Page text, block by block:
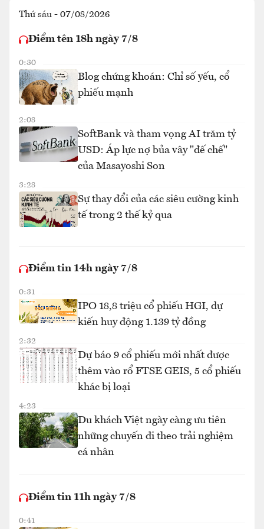
Thứ sáu - 07/08/2026
Điểm tên 18h ngày 7/8
0:30
Blog chứng khoán: Chỉ số yếu, cổ
phiếu mạnh
2:08
SoftBank và tham vọng AI trăm tỷ
USD: Áp lực nợ bủa vây "đế chế"
của Masayoshi Son
3:28
Sự thay đổi của các siêu cường kinh
tế trong 2 thế kỷ qua
Điểm tin 14h ngày 7/8
0:31
IPO 18,8 triệu cổ phiếu HGI, dự
kiến huy động 1.139 tỷ đồng
2:32
Dự báo 9 cổ phiếu mới nhất được
thêm vào rổ FTSE GEIS, 5 cổ phiếu
khác bị loại
4:23
Du khách Việt ngày càng ưu tiên
những chuyến đi theo trải nghiệm
cá nhân
Điểm tin 11h ngày 7/8
0:41